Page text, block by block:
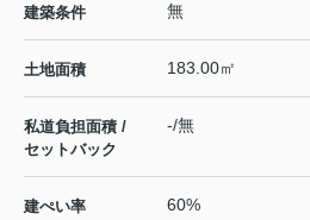
建築条件 無
土地面積 183.00㎡
私道負担面積 /
セットバック
-/無
建ぺい率 60%